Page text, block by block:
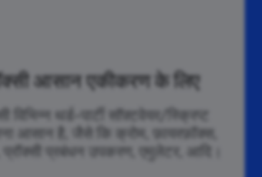
आसान एकीकरण के लिए
विभिन्न थर्ड-पार्टी सॉफ़्टवेयर/स्क्रिप्ट
आसान है, जैसे कि क्रोम, फ़ायरफ़ॉक्स,
प्रॉक्सी प्रबंधन उपकरण, एमुलेटर, आदि।